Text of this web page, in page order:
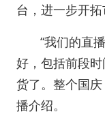
台，进一步开拓
“我们的直
好，包括前段
货了。整个国
播介绍。